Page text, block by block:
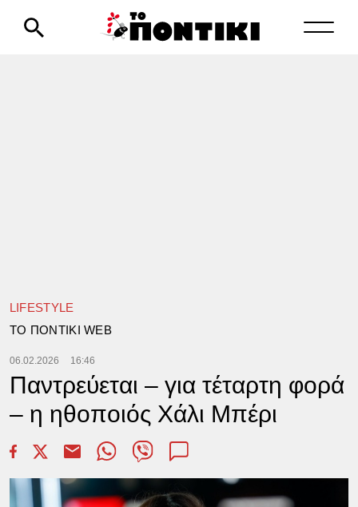
LIFESTYLE
TΟ ΠΟΝΤΙΚΙ WEB
06.02.2026 16:46
Παντρεύεται – για τέταρτη φορά
– η ηθοποιός Χάλι Μπέρι